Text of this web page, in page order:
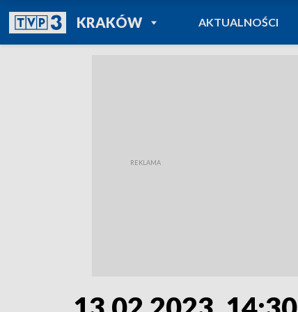
KRAKÓWPOWRÓT DO
TVP REGIONY
AKTUALNOŚCI